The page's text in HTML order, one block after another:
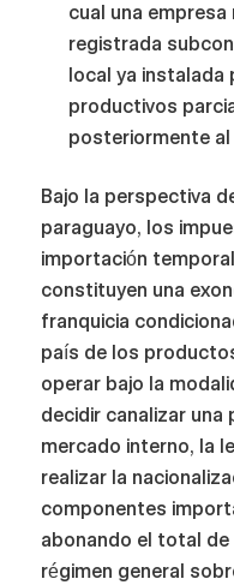
cual una
registrada
local ya
productivos
posteriormente al
Bajo la perspectiva
paraguayo, los
importación
constituyen una
franquicia
país de los
operar bajo la
decidir canalizar una
mercado interno, la
realizar la
componentes
abonando el total
régimen general